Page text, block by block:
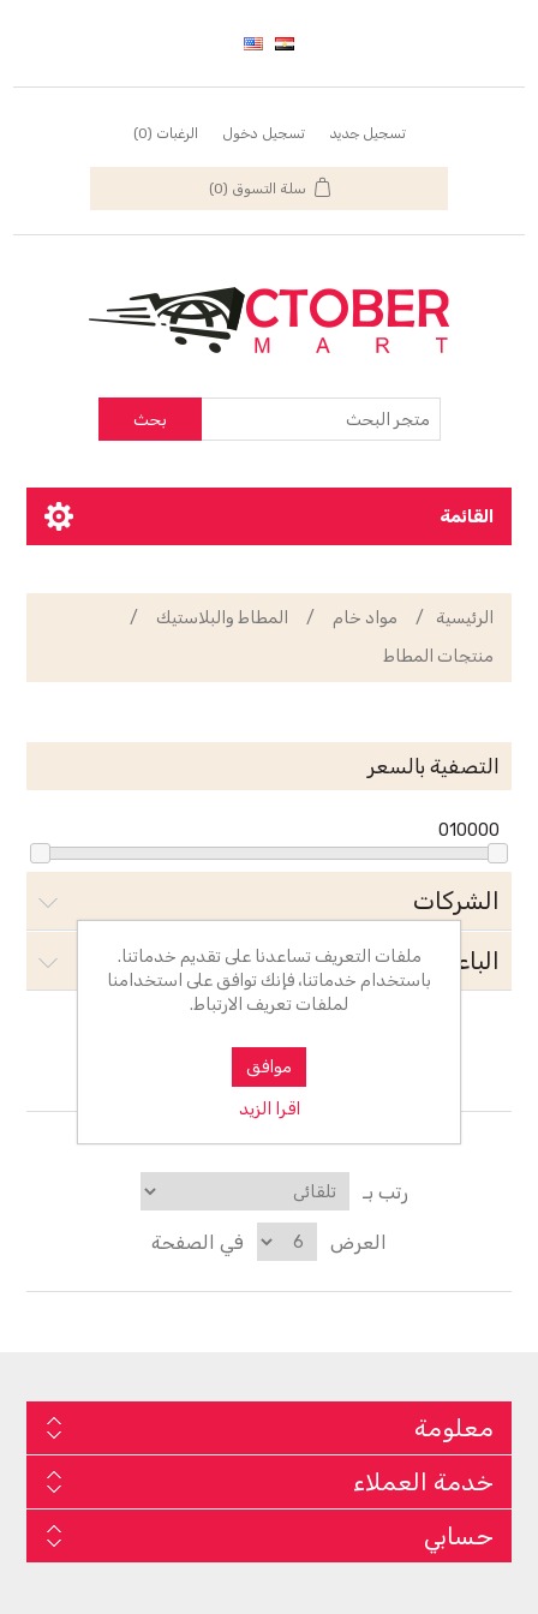
تسجيل جديد تسجيل دخول الرغبات (0)
سلة التسوق (0)
بحث
القائمة
الرئيسية / مواد خام / المطاط والبلاستيك
/
منتجات المطاط
التصفية بالسعر
010000
الشركات
الباعة
منتجات المطاط
رتب بـ
العرض في الصفحة
معلومة
خدمة العملاء
حسابي
ملفات التعريف تساعدنا على تقديم خدماتنا.
باستخدام خدماتنا، فإنك توافق على استخدامنا
لملفات تعريف الارتباط.
موافق
اقرا الزيد